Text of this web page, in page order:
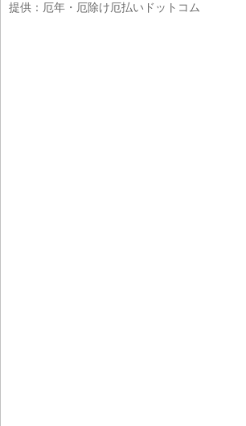
提供：厄年・厄除け厄払いドットコム